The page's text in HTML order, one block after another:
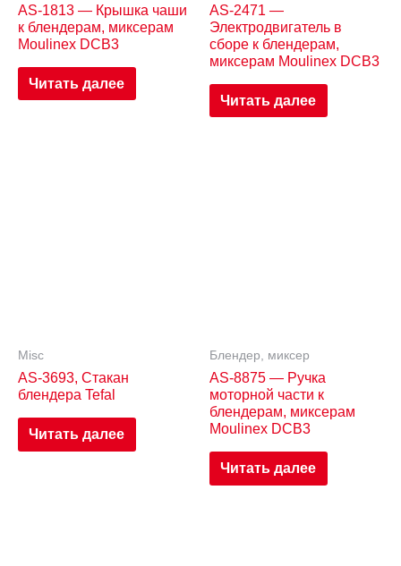
AS-1813 — Крышка чаши
к блендерам, миксерам
Moulinex DCB3
Читать далее
AS-2471 —
Электродвигатель в
сборе к блендерам,
миксерам Moulinex DCB3
Читать далее
Misc
AS-3693, Стакан
блендера Tefal
Читать далее
Блендер, миксер
AS-8875 — Ручка
моторной части к
блендерам, миксерам
Moulinex DCB3
Читать далее